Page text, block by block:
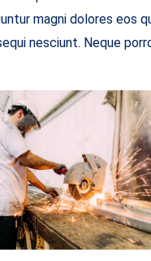
magni dolores eos
nesciunt. Neque